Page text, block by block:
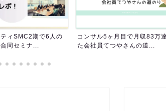
目で月収83万達成し
さんの道...
【SMC2期】スタート〜2週間
動まとめ！メンバーさん...